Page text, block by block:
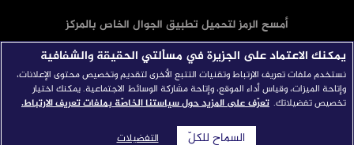
أمسح الرمز لتحميل تطبيق الجوال الخاص بالمركز
يمكنك الاعتماد على الجزيرة في مسألتي الحقيقة والشفافية
نستخدم ملفات تعريف الارتباط وتقنيات التتبع الأخرى لتقديم وتخصيص محتوى الإعلانات،
وإتاحة الميزات، وقياس أداء الموقع، وإتاحة مشاركة الوسائط الاجتماعية. يمكنك اختيار
تخصيص تفضيلاتك. تعرّف على المزيد حول سياستنا الخاصّة بملفات تعريف الارتباط.
التفضيلات السماح للكلّ